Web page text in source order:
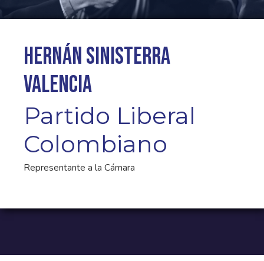
Hernán Sinisterra
Valencia
Partido Liberal
Colombiano
Representante a la Cámara